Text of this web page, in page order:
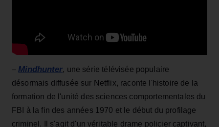
– Mindhunter, une série télévisée populaire
désormais diffusée sur Netflix, raconte l'histoire de la
formation de l'unité des sciences comportementales du
FBI à la fin des années 1970 et le début du profilage
criminel. Il s'agit d'un véritable drame policier captivant,